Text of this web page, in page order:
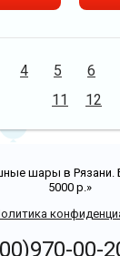
4 5 6
11
12
шары в Рязани.
5000 р.»
00-